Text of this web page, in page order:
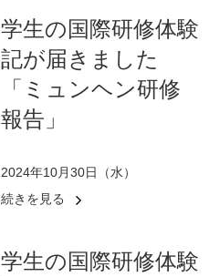
学生の国際研修体験
記が届きました
「ミュンヘン研修
報告」
2024年10月30日（水）
続きを見る
学生の国際研修体験